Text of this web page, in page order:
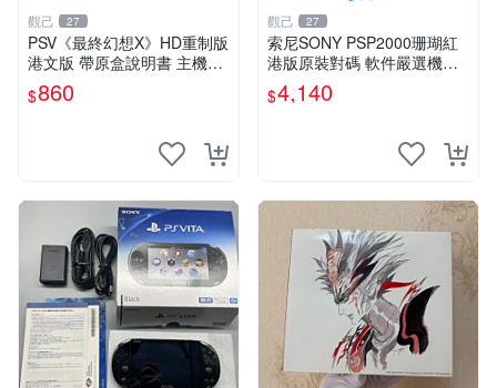
觀己 27
PSV《最終幻想X》HD重制版
港文版 帶原盒說明書 主機相
容 中文介面 現代典藏 RPG
游戲 公主病 日系角色扮演 收
$860
觀己 27
索尼SONY PSP2000珊瑚紅
港版原裝對碼 軟件嚴選機器
升級鋼化玻璃 3913982 瑕疵
如圖 屏幕發黃 毛痕 PSP200
$4,140